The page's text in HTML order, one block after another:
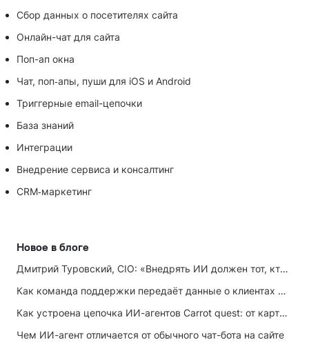
Сбор данных о посетителях сайта
Онлайн-чат для сайта
Поп-ап окна
Чат, поп‑апы, пуши для iOS и Android
Триггерные email-цепочки
База знаний
Интеграции
Внедрение сервиса и консалтинг
CRM‑маркетинг
Новое в блоге
Дмитрий Туровский, CIO: «Внедрять ИИ должен тот, кто ИИ не любит»
Как команда поддержки передаёт данные о клиентах маркетингу
Как устроена цепочка ИИ-агентов Carrot quest: от карточки лида до записи на встречу
Чем ИИ-агент отличается от обычного чат-бота на сайте